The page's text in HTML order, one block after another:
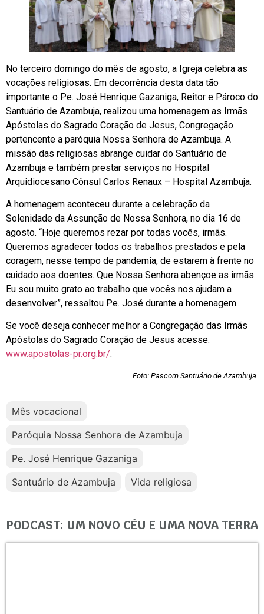
No terceiro domingo do mês de agosto, a Igreja celebra as
vocações religiosas. Em decorrência desta data tão
importante o Pe. José Henrique Gazaniga, Reitor e Pároco do
Santuário de Azambuja, realizou uma homenagem as Irmãs
Apóstolas do Sagrado Coração de Jesus, Congregação
pertencente a paróquia Nossa Senhora de Azambuja. A
missão das religiosas abrange cuidar do Santuário de
Azambuja e também prestar serviços no Hospital
Arquidiocesano Cônsul Carlos Renaux – Hospital Azambuja.
A homenagem aconteceu durante a celebração da
Solenidade da Assunção de Nossa Senhora, no dia 16 de
agosto. “Hoje queremos rezar por todas vocês, irmãs.
Queremos agradecer todos os trabalhos prestados e pela
coragem, nesse tempo de pandemia, de estarem à frente no
cuidado aos doentes. Que Nossa Senhora abençoe as irmãs.
Eu sou muito grato ao trabalho que vocês nos ajudam a
desenvolver”, ressaltou Pe. José durante a homenagem.
Se você deseja conhecer melhor a Congregação das Irmãs
Apóstolas do Sagrado Coração de Jesus acesse:
www.apostolas-pr.org.br/.
Foto: Pascom Santuário de Azambuja.
Mês vocacional
Paróquia Nossa Senhora de Azambuja
Pe. José Henrique Gazaniga
Santuário de Azambuja
Vida religiosa
PODCAST: UM NOVO CÉU E UMA NOVA TERRA